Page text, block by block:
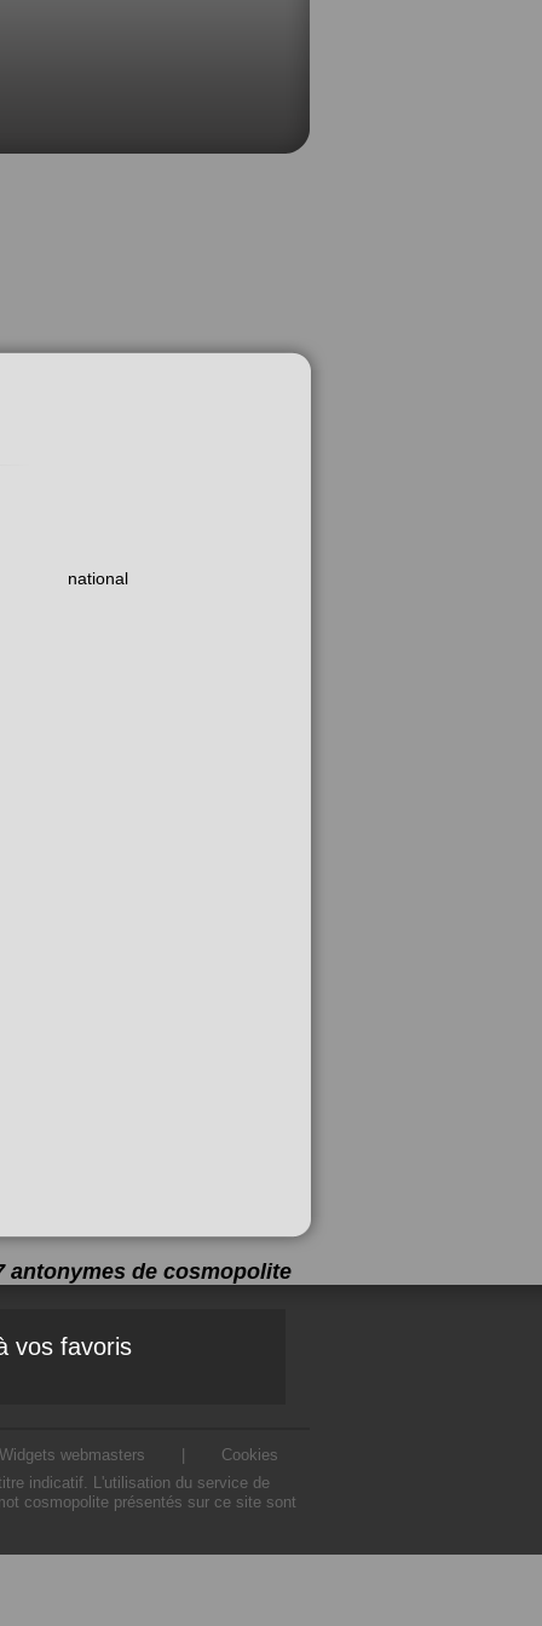
national
antonymes de cosmopolite
vos favoris
Widgets webmasters
Cookies
indicatif. L'utilisation du service de
cosmopolite présentés sur ce site sont